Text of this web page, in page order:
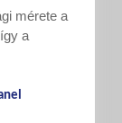
mérete a
a